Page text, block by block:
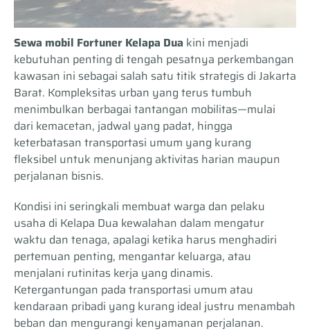
Sewa mobil Fortuner Kelapa Dua kini menjadi
kebutuhan penting di tengah pesatnya perkembangan
kawasan ini sebagai salah satu titik strategis di Jakarta
Barat. Kompleksitas urban yang terus tumbuh
menimbulkan berbagai tantangan mobilitas—mulai
dari kemacetan, jadwal yang padat, hingga
keterbatasan transportasi umum yang kurang
fleksibel untuk menunjang aktivitas harian maupun
perjalanan bisnis.
Kondisi ini seringkali membuat warga dan pelaku
usaha di Kelapa Dua kewalahan dalam mengatur
waktu dan tenaga, apalagi ketika harus menghadiri
pertemuan penting, mengantar keluarga, atau
menjalani rutinitas kerja yang dinamis.
Ketergantungan pada transportasi umum atau
kendaraan pribadi yang kurang ideal justru menambah
beban dan mengurangi kenyamanan perjalanan.